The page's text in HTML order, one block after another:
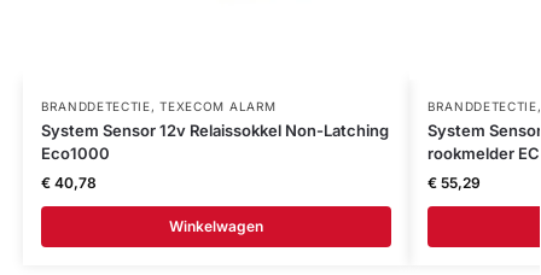
BRANDDETECTIE,TEXECOM ALARM
System Sensor 12v Relaissokkel Non-Latching
Eco1000
€40,78
Winkelwagen
BRANDDETECTIE
System
rookmelder
€55,29